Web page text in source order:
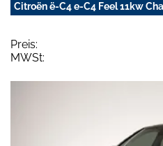
Citroën ë-C4 e-C4 Feel 11kw
Preis:
MWSt: